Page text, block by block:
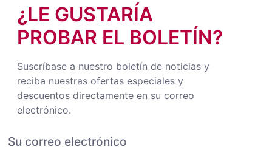
¿LE GUSTARÍA
PROBAR EL BOLETÍN?
Suscríbase a nuestro boletín de noticias y
reciba nuestras ofertas especiales y
descuentos directamente en su correo
electrónico.